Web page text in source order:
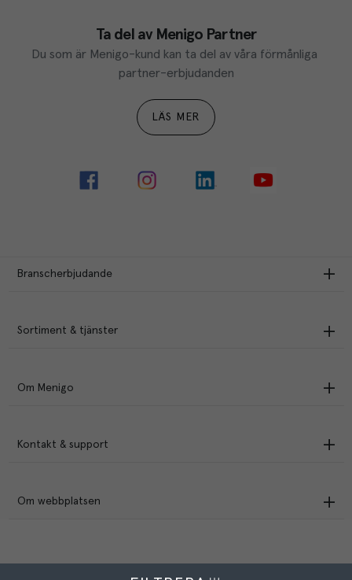
Ta del av Menigo Partner
Du som är Menigo-kund kan ta del av våra förmånliga
partner-erbjudanden
LÄS MER
Branscherbjudande
Sortiment & tjänster
Om Menigo
Kontakt & support
Om webbplatsen